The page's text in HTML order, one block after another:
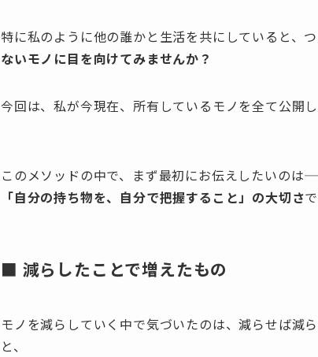
特に私のように他の誰かと生活を共にしていると、
ないモノに目を向けてみませんか？
今回は、私が今現在、所有しているモノを全て公開し
このメソッドの中で、まず最初にお伝えしたいのは――
「自分の持ち物を、自分で把握すること」の大切さ
■ 減らしたことで増えたもの
モノを減らしていく中で気づいたのは、減らせば減
と、